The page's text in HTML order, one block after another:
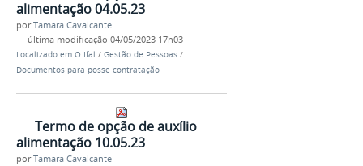
alimentação 04.05.23
porTamara Cavalcante
— última modificação 04/05/2023 17h03
Localizado em O Ifal / Gestão de Pessoas /
Documentos para posse contratação
Termo de opção de auxílio
alimentação 10.05.23
porTamara Cavalcante